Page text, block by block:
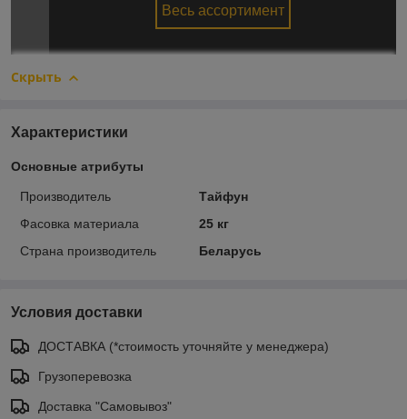
Весь ассортимент
Скрыть
Характеристики
Основные атрибуты
Производитель
Тайфун
Фасовка материала
25 кг
Страна производитель
Беларусь
Условия доставки
ДОСТАВКА (*стоимость уточняйте у менеджера)
Грузоперевозка
Доставка "Самовывоз"